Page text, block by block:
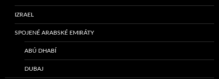
IZRAEL
SPOJENÉ ARABSKÉ EMIRÁTY
ABÚ DHABÍ
DUBAJ